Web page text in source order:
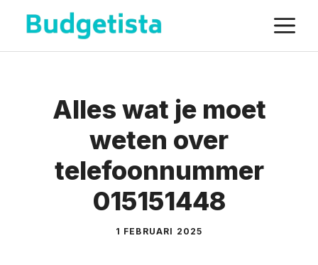
Spring
naar
de
Alles wat je moet
weten over
telefoonnummer
015151448
1 FEBRUARI 2025